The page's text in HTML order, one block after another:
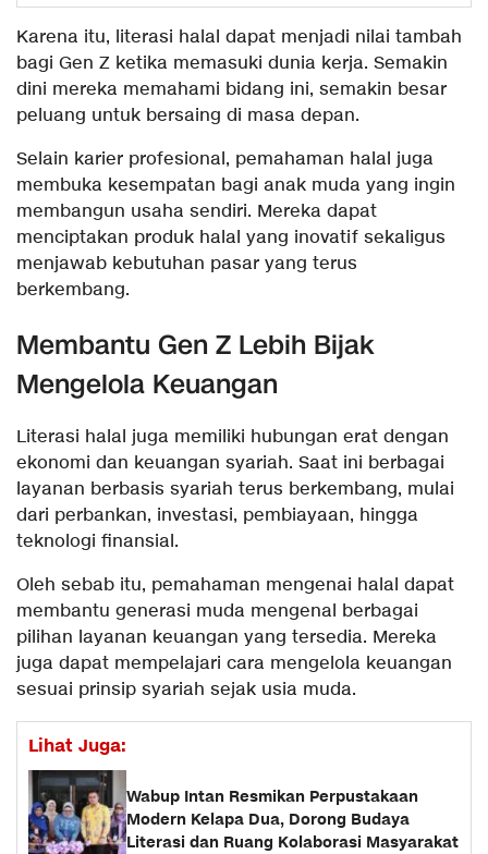
Karena itu, literasi halal dapat menjadi nilai tambah
bagi Gen Z ketika memasuki dunia kerja. Semakin
dini mereka memahami bidang ini, semakin besar
peluang untuk bersaing di masa depan.
Selain karier profesional, pemahaman halal juga
membuka kesempatan bagi anak muda yang ingin
membangun usaha sendiri. Mereka dapat
menciptakan produk halal yang inovatif sekaligus
menjawab kebutuhan pasar yang terus
berkembang.
Membantu Gen Z Lebih Bijak
Mengelola Keuangan
Literasi halal juga memiliki hubungan erat dengan
ekonomi dan keuangan syariah. Saat ini berbagai
layanan berbasis syariah terus berkembang, mulai
dari perbankan, investasi, pembiayaan, hingga
teknologi finansial.
Oleh sebab itu, pemahaman mengenai halal dapat
membantu generasi muda mengenal berbagai
pilihan layanan keuangan yang tersedia. Mereka
juga dapat mempelajari cara mengelola keuangan
sesuai prinsip syariah sejak usia muda.
Lihat Juga:
Wabup Intan Resmikan Perpustakaan
Modern Kelapa Dua, Dorong Budaya
Literasi dan Ruang Kolaborasi Masyarakat